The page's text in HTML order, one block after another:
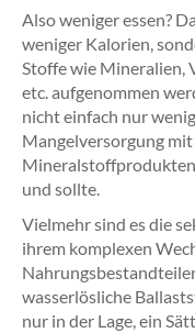
Also weniger essen?
weniger Kalorien,
Stoffe wie Mineralien,
etc. aufgenommen
nicht einfach nur
Mangelversorgung
Mineralstoffprodukten
und sollte.
Vielmehr sind es die
ihrem komplexen
wasserlösliche
nur in der Lage, ein